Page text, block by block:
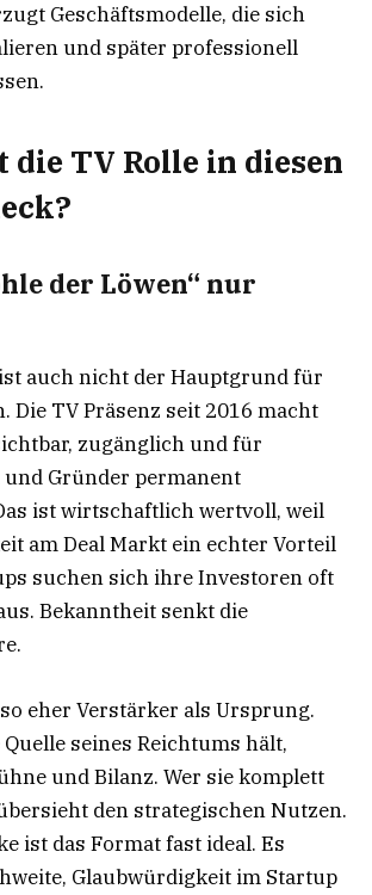
Geschäftsmodelle, die sich
und später professionell
die TV Rolle in diesen
der Löwen“ nur
auch nicht der Hauptgrund für
Die TV Präsenz seit 2016 macht
zugänglich und für
Gründer permanent
ist wirtschaftlich wertvoll, weil
am Deal Markt ein echter Vorteil
suchen sich ihre Investoren oft
Bekanntheit senkt die
eher Verstärker als Ursprung.
seines Reichtums hält,
und Bilanz. Wer sie komplett
den strategischen Nutzen.
ist das Format fast ideal. Es
Glaubwürdigkeit im Startup